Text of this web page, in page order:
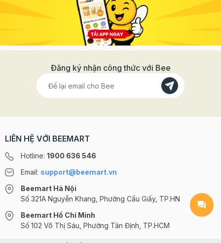
Đăng ký nhận công thức với Bee
LIÊN HỆ VỚI BEEMART
Hotline: 1900 636 546
Email: support@beemart.vn
Beemart Hà Nội
Số 321A Nguyễn Khang, Phường Cầu Giấy, TP.HN
Beemart Hồ Chí Minh
Số 102 Võ Thị Sáu, Phường Tân Định, TP.HCM